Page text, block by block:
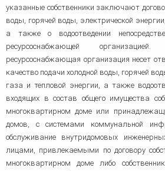
указанные собственники заключают
воды, горячей воды, электрической
а также о водоотведении
ресурсоснабжающей
ресурсоснабжающая организация несет
качество подачи холодной воды, горячей
газа и тепловой энергии, а также
входящих в состав общего имущества
многоквартирном доме или
домов, с системами коммунальной
обслуживание внутридомовых
лицами, привлекаемыми по договору
многоквартирном доме либо